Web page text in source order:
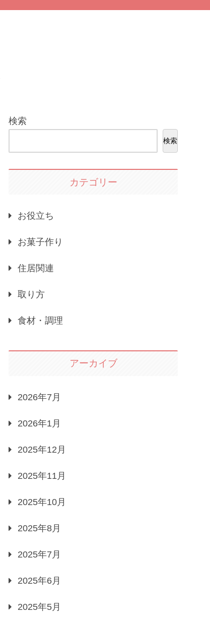
検索
検索
カテゴリー
お役立ち
お菓子作り
住居関連
取り方
食材・調理
アーカイブ
2026年7月
2026年1月
2025年12月
2025年11月
2025年10月
2025年8月
2025年7月
2025年6月
2025年5月